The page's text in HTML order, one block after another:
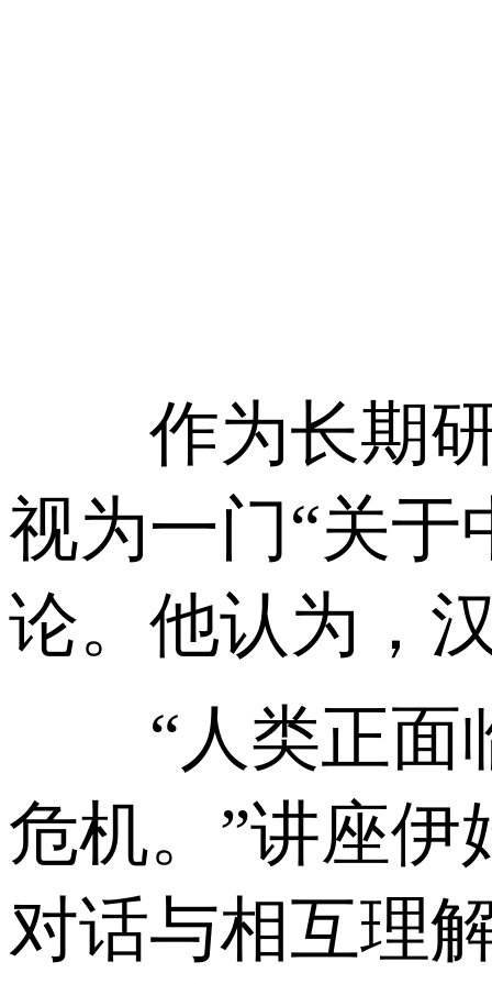
作为长期研
视为一门“关
论。他认为，
“人类正面临
危机。”讲座
对话与相互理